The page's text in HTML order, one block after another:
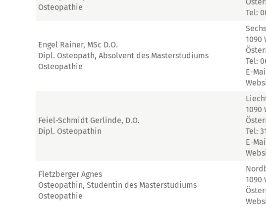
Osteopathie
Tel:
Engel Rainer, MSc D.O.
Dipl. Osteopath, Absolvent des Masterstudiums
Osteopathie
1090
Tel:
E-
Feiel-Schmidt Gerlinde, D.O.
Dipl. Osteopathin
1090
Tel:
E-
Fletzberger Agnes
Osteopathin, Studentin des Masterstudiums
Osteopathie
1090